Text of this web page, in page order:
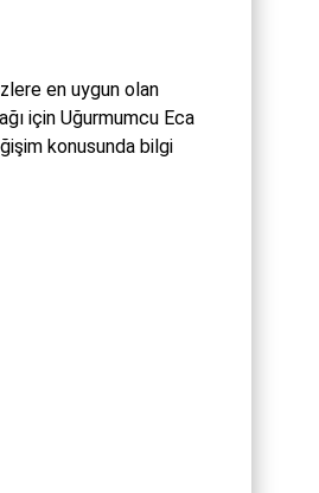
en uygun olan
için Uğurmumcu Eca
konusunda bilgi